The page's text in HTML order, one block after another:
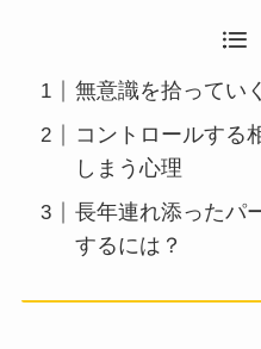
無意識を拾ってい
コントロールする
しまう心理
長年連れ添ったパ
するには？